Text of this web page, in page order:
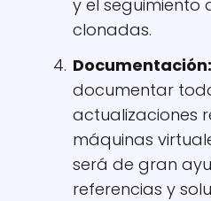
y el seguimiento
clonadas.
Documentación:
documentar
actualizaciones
máquinas
será de gran
referencias y